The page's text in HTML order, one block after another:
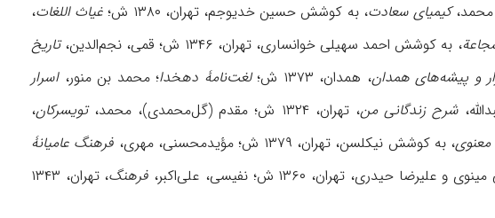
کیمیای سعادت، به کوشش حسین خدیوجم، تهران، ۱۳۸۰ ش؛ غیاث اللغات،
، به کوشش احمد سهیلی خوانساری، تهران، ۱۳۴۶ ش؛ قمی، نجم‌‌الدین،
تاریخ
و پیشه‌های همدان، همدان، ۱۳۷۳ ش؛ لغت‌نامۀ دهخدا؛ محمد بن منور،اسرار
شرح زندگانی من، تهران، ۱۳۲۴ ش؛ مقدم (گل‌محمدی)، محمد، تویسرکان،
معنوی، به کوشش نیکلسن، تهران، ۱۳۷۹ ش؛ مؤیدمحسنی، مهری،
فرهنگ عامیانۀ
حیدری، تهران، ۱۳۶۰ ش؛ نفیسی، علی‌اکبر، فرهنگ
، تهران، ۱۳۴۳